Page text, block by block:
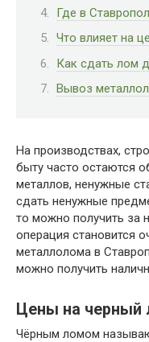
Где в
Что влияет на
Как сдать лом
Вывоз
На производствах,
быту часто остаются
металлов, ненужные
сдать ненужные
то можно получить за
операция становится
металлолома в
можно получить
Цены на черный
Чёрным ломом